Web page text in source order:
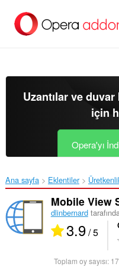
içeriğe
Uzantılar ve duvar
için
Opera'yı
Ana sayfa Eklentiler
Mobile View
dlinbernard
3.9/ 5
Toplam oy sayısı: 17